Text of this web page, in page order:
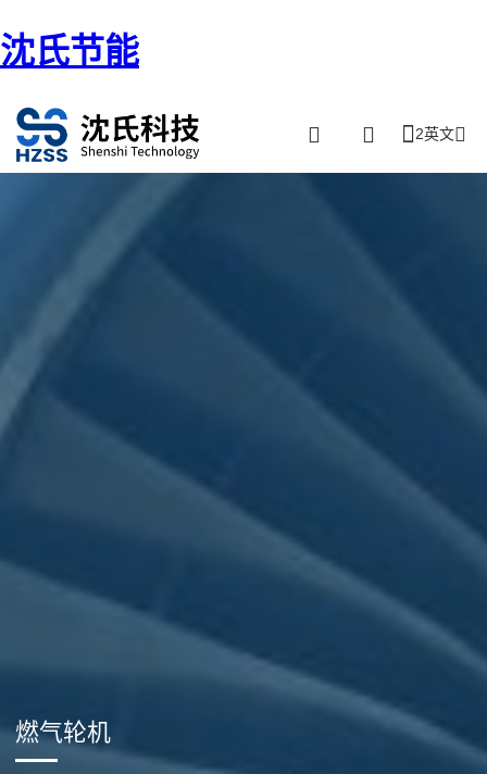
沈氏节能
2英文
燃气轮机